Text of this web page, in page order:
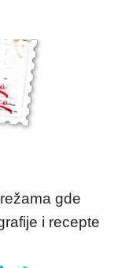
gde
i recepte